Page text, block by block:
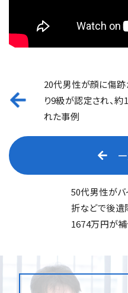
20代男性が顔に傷跡
り9級が認定され、
れた事例
50代男性がバ
折などで後遺
1674万円が